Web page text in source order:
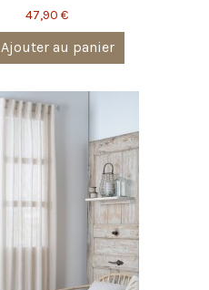
47,90 €
Ajouter au panier